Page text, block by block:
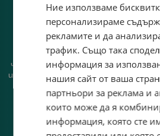
При нас говориш с реален
човек, не с чатбот, когато
имаш нужда от консултация
Ние използваме
персонализираме
рекламите и да
трафик. Също така
информация за
нашия сайт от ваша
партньори за реклама и
които може да я
информация, която сте